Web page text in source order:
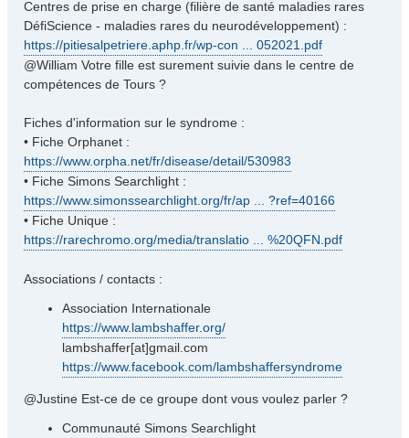
Centres de prise en charge (filière de santé maladies rares
DéfiScience - maladies rares du neurodéveloppement) :
https://pitiesalpetriere.aphp.fr/wp-con ... 052021.pdf
@William Votre fille est surement suivie dans le centre de
compétences de Tours ?
Fiches d'information sur le syndrome :
• Fiche Orphanet :
https://www.orpha.net/fr/disease/detail/530983
• Fiche Simons Searchlight :
https://www.simonssearchlight.org/fr/ap ... ?ref=40166
• Fiche Unique :
https://rarechromo.org/media/translatio ... %20QFN.pdf
Associations / contacts :
Association Internationale
https://www.lambshaffer.org/
lambshaffer[at]gmail.com
https://www.facebook.com/lambshaffersyndrome
@Justine Est-ce de ce groupe dont vous voulez parler ?
Communauté Simons Searchlight